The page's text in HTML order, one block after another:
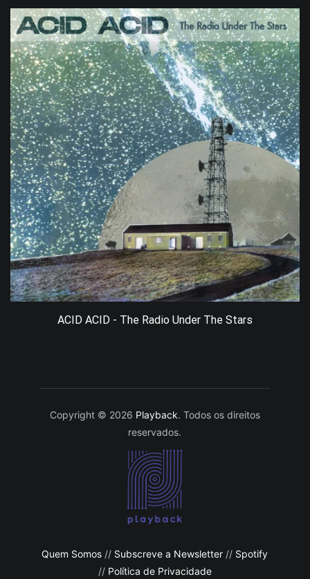
ACID ACID - The Radio Under The Stars
Copyright © 2026 Playback. Todos os direitos
reservados.
Quem Somos // Subscreve a Newsletter // Spotify
// Política de Privacidade